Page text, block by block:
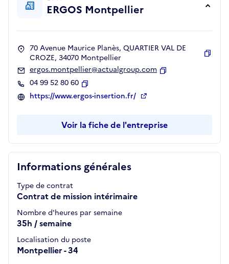
Informations générales
Type de contrat
Contrat de mission intérimaire
Nombre d'heures par semaine
35h / semaine
Localisation du poste
Montpellier - 34
ERGOS Montpellier
70 Avenue Maurice Planès, QUARTIER VAL DE
CROZE, 34070 Montpellier
ergos.montpellier@actualgroup.com
04 99 52 80 60
Copier
https://www.ergos-insertion.fr/
Voir la fiche de l'entreprise